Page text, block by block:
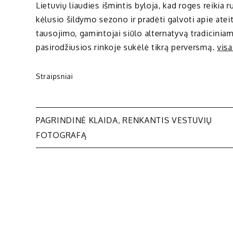
Lietuvių liaudies išmintis byloja, kad roges reikia
kėlusio šildymo sezono ir pradėti galvoti apie
tausojimo, gamintojai siūlo alternatyvą
pasirodžiusios rinkoje sukėlė tikrą perversmą.
Straipsniai
Navigacija
tarp
PAGRINDINĖ KLAIDA, RENKANTIS VESTUVIŲ
FOTOGRAFĄ